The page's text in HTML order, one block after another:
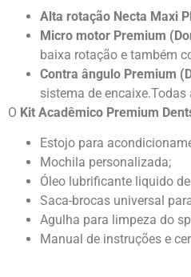
Alta rotação Necta Maxi
Micro motor Premium
baixa rotação e também
Contra ângulo Premium
sistema de
O Kit Acadêmico Premium
Estojo para
Mochila personalizada;
Óleo lubrificante liquido
Saca-brocas universal
Agulha para limpeza do
Manual de instruções e